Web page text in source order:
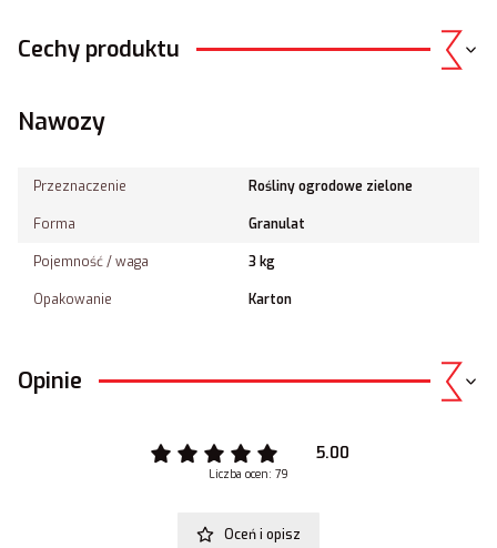
Cechy produktu
Nawozy
Przeznaczenie Rośliny ogrodowe zielone
Forma Granulat
Pojemność / waga 3 kg
Opakowanie Karton
Opinie
5.00
Liczba ocen: 79
Oceń i opisz